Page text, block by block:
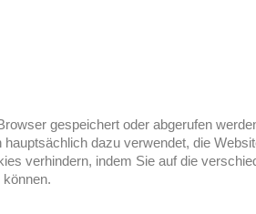
gespeichert oder abgerufen
dazu verwendet, die
verhindern, indem Sie auf die